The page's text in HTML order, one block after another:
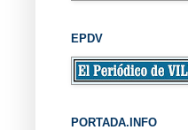
EPDV
PORTADA.INFO